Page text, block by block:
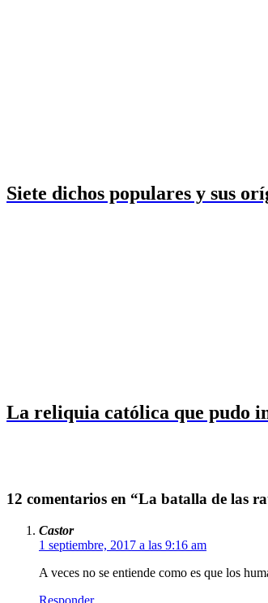
Siete dichos populares y sus
La reliquia católica que pudo
12 comentarios en “La batalla de las
Castor
1 septiembre, 2017 a las 9:16 am
A veces no se entiende como es que los
Responder